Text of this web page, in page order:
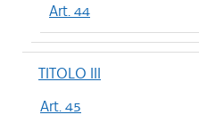
Art. 44
TITOLO III
Art. 45